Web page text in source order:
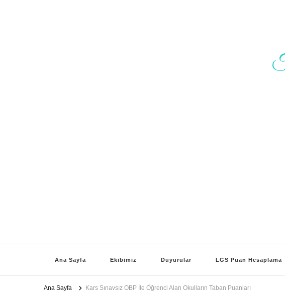
Ana Sayfa Ekibimiz Duyurular LGS Puan Hesaplama
Ana Sayfa Kars Sınavsız OBP İle Öğrenci Alan Okulların Taban Puanları